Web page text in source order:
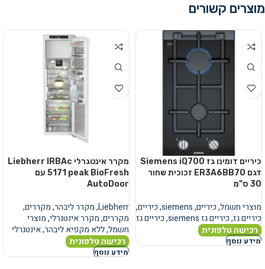
מוצרים קשורים
כיריים דומינו גז Siemens iQ700
דגם ER3A6BB70 זכוכית שחור
30 ס"מ
מוצרי חשמל,כיריים,
siemens
,כיריים,
כיריים גז,כיריים גז siemens ,כיריים גז
רכישה טלפונית
מידע נוסף
מקרר אינטגרלי Liebherr IRBAc
5171 peak BioFresh עם
AutoDoor
Liebherr
,מקרר ליבהר,מקררים,
מקררים,מקרר אינטגרלי,מוצרי
חשמל,ללא מקפיא ליבהר,אינטגרלי
רכישה טלפונית
מידע נוסף